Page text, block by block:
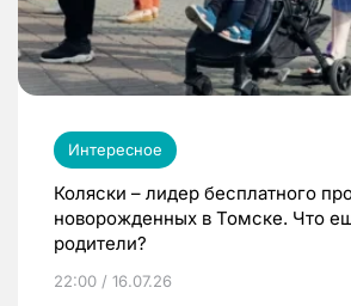
Интересное
Коляски – лидер бесплатного
новорожденных в Томске. Что
родители?
22:00 / 16.07.26